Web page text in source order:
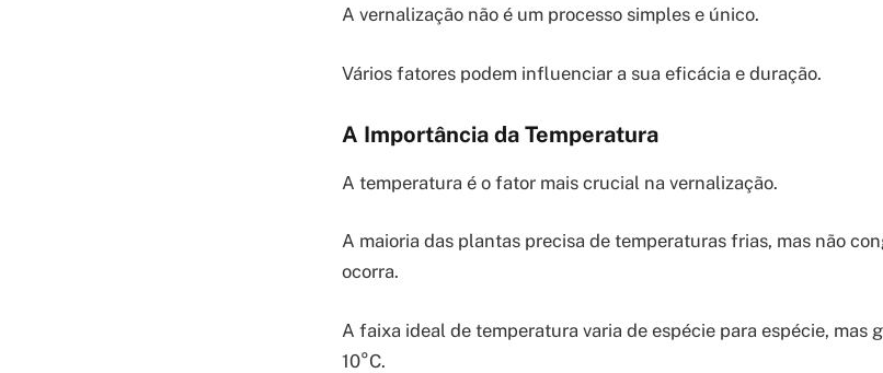
A vernalização não é um processo simples e único.
Vários fatores podem influenciar a sua eficácia e duração.
A Importância da Temperatura
A temperatura é o fator mais crucial na vernalização.
A maioria das plantas precisa de temperaturas frias, mas não
ocorra.
A faixa ideal de temperatura varia de espécie para espécie, mas
10°C.